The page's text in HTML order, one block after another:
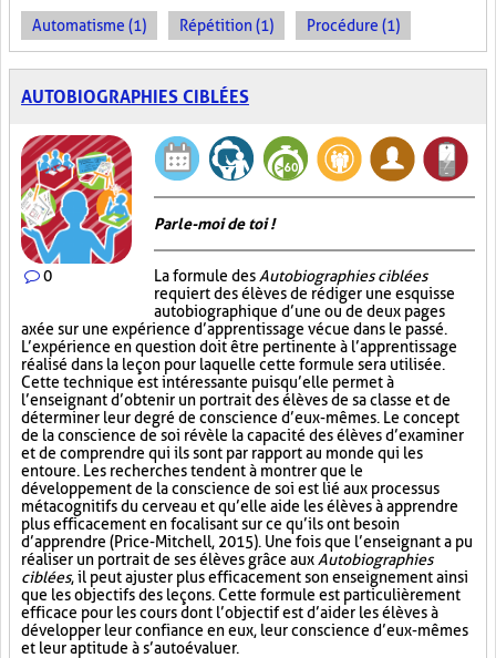
Automatisme (1) Répétition (1) Procédure (1)
AUTOBIOGRAPHIES CIBLÉES
0
Parle-moi de toi !
La formule des Autobiographies ciblées
requiert des élèves de rédiger une esquisse
autobiographique d’une ou de deux pages
axée sur une expérience d’apprentissage vécue dans le passé.
L’expérience en question doit être pertinente à l’apprentissage
réalisé dans la leçon pour laquelle cette formule sera utilisée.
Cette technique est intéressante puisqu’elle permet à
l’enseignant d’obtenir un portrait des élèves de sa classe et de
déterminer leur degré de conscience d’eux-mêmes. Le concept
de la conscience de soi révèle la capacité des élèves d’examiner
et de comprendre qui ils sont par rapport au monde qui les
entoure. Les recherches tendent à montrer que le
développement de la conscience de soi est lié aux processus
métacognitifs du cerveau et qu’elle aide les élèves à apprendre
plus efficacement en focalisant sur ce qu’ils ont besoin
d’apprendre (Price-Mitchell, 2015). Une fois que l’enseignant a pu
réaliser un portrait de ses élèves grâce aux Autobiographies
ciblées, il peut ajuster plus efficacement son enseignement ainsi
que les objectifs des leçons. Cette formule est particulièrement
efficace pour les cours dont l’objectif est d’aider les élèves à
développer leur confiance en eux, leur conscience d’eux-mêmes
et leur aptitude à s’autoévaluer.